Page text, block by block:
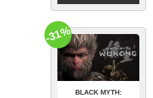
BLACK MYTH:
-31%